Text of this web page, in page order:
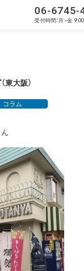
06-6745-
受付時間：月~金
東大阪）
コラム